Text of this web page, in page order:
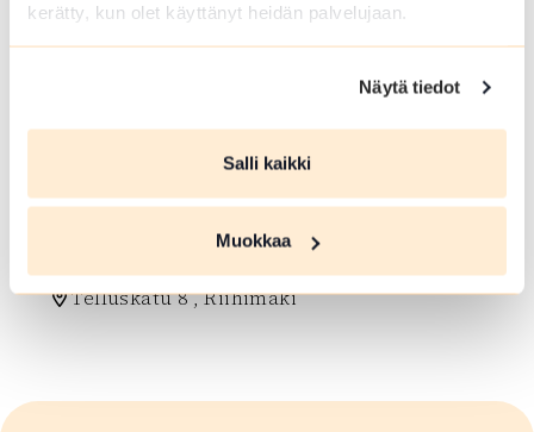
kerätty, kun olet käyttänyt heidän palvelujaan.
Näytä tiedot
Salli kaikki
Muokkaa
Kuhalan luistelukenttä
Peltosaaren koulun
luistelukenttä
Telluskatu 8 , Riihimäki